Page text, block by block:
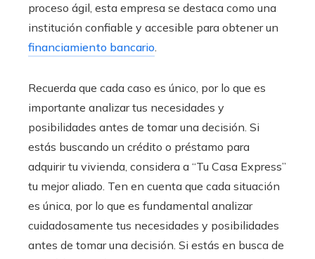
proceso ágil, esta empresa se destaca como una
institución confiable y accesible para obtener un
financiamiento bancario.
Recuerda que cada caso es único, por lo que es
importante analizar tus necesidades y
posibilidades antes de tomar una decisión. Si
estás buscando un crédito o préstamo para
adquirir tu vivienda, considera a “Tu Casa Express”
tu mejor aliado. Ten en cuenta que cada situación
es única, por lo que es fundamental analizar
cuidadosamente tus necesidades y posibilidades
antes de tomar una decisión. Si estás en busca de